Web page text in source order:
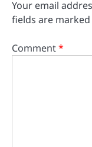
Your email
fields are marked
Comment*